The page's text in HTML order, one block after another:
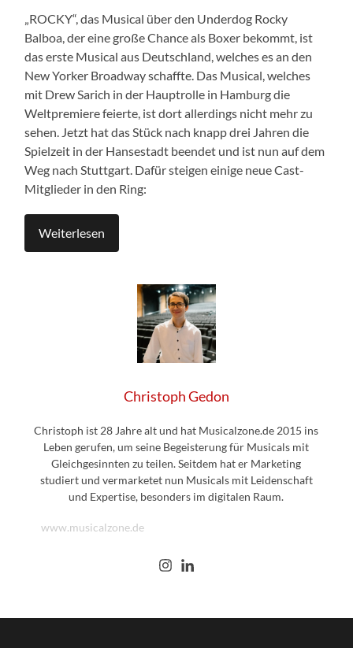
„ROCKY“, das Musical über den Underdog Rocky
Balboa, der eine große Chance als Boxer bekommt, ist
das erste Musical aus Deutschland, welches es an den
New Yorker Broadway schaffte. Das Musical, welches
mit Drew Sarich in der Hauptrolle in Hamburg die
Weltpremiere feierte, ist dort allerdings nicht mehr zu
sehen. Jetzt hat das Stück nach knapp drei Jahren die
Spielzeit in der Hansestadt beendet und ist nun auf dem
Weg nach Stuttgart. Dafür steigen einige neue Cast-
Mitglieder in den Ring:
Weiterlesen
Christoph Gedon
Christoph ist 28 Jahre alt und hat Musicalzone.de 2015 ins
Leben gerufen, um seine Begeisterung für Musicals mit
Gleichgesinnten zu teilen. Seitdem hat er Marketing
studiert und vermarketet nun Musicals mit Leidenschaft
und Expertise, besonders im digitalen Raum.
www.musicalzone.de